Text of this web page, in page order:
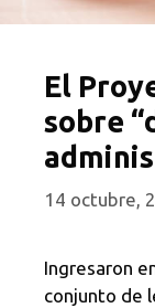
El
sobre
14 octubre,
Ingresaron
conjunto de